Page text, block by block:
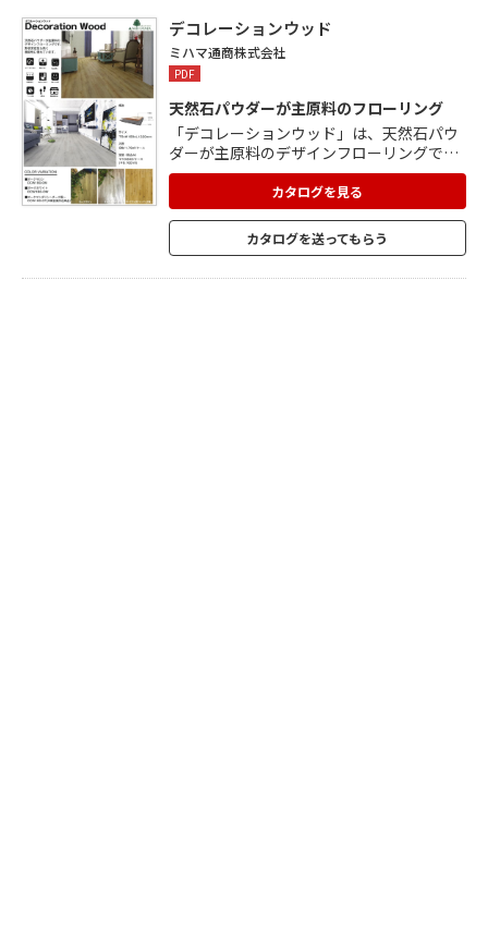
み。JAS認定工場品です。
デコレーションウッド
ミハマ通商株式会社
PDF
天然石パウダーが主原料のフローリング
「デコレーションウッド」は、天然石パウ
ダーが主原料のデザインフローリングで
す。 SPC層・木目シート・対摩耗層・UV塗
装の構造でできており、紫外線や衝撃・キ
ズ・汚れに強く、床暖房にも対応していま
す。形状安定性も高く機能性に優れてお
り、施工性も良いので商業施設やペットに
カタログを見る
カタログを送ってもらう